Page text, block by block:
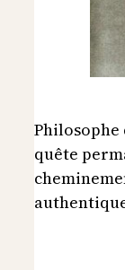
Philosophe
quête